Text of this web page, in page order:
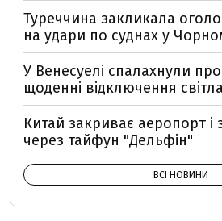
Туреччина закликала
на удари по суднах у
У Венесуелі спалахнули
щоденні відключення світла
Китай закриває аеропорт і
через тайфун "Дельфін"
ВСІ НОВИНИ